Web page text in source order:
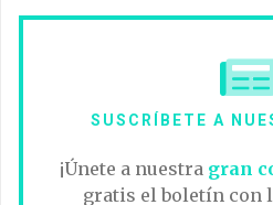
SUSCRÍBETE A
¡Únete a nuestra gran
gratis el boletín con